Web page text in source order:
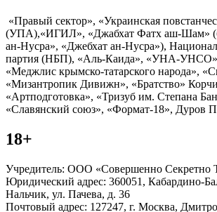
«Правый сектор», «Украинская
(УПА),«ИГИЛ», «Джабхат Фатх аш-Шам»
ан-Нусра», «Джебхат ан-Нусра»),
партия (НБП), «Аль-Каида», «УНА-
«Меджлис крымско-татарского народа»,
«Мизантропик Дивижн», «Братство»
«Артподготовка», «Тризуб им. Степана
«Славянский союз», «Формат-18», Дуров
18+
Учредитель: ООО «Совершенно Секретно
Юридический адрес: 360051, Кабардино-
Нальчик, ул. Пачева, д. 36
Почтовый адрес: 127247, г. Москва,